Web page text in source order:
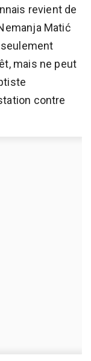
revient de
Matić
mais ne peut
contre